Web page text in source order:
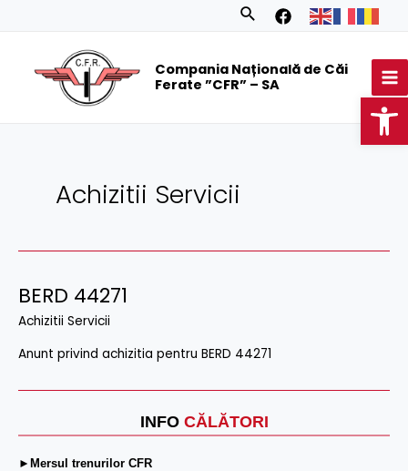
Search
Compania Națională de Căi
Ferate ”CFR” – SA
INFO CĂLĂTORI
►Mersul trenurilor CFR
Achizitii Servicii
BERD 44271
Achizitii Servicii
Anunt privind achizitia pentru BERD 44271